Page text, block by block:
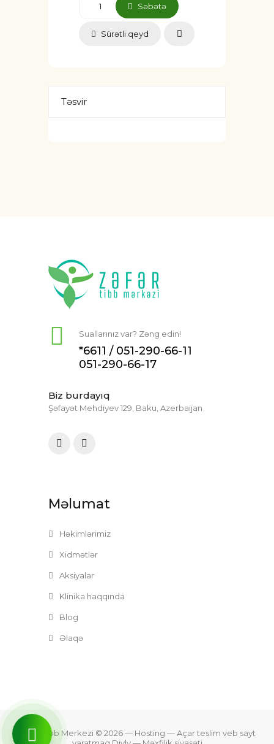
Səbətə
Sürətli qeyd
Təsvir
Suallarınız var? Zəng edin!
*6611 / 051-290-66-11
051-290-66-17
Biz burdayıq
Şəfayət Mehdiyev 129, Baku, Azerbaijan
Məlumat
Həkimlərimiz
Xidmətlər
Aksiyalar
Klinika haqqında
Blog
Əlaqə
Zefer Tibb Merkezi © 2026— Hosting —Açar teslim veb sayt